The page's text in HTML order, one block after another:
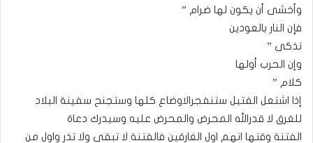
وأخشى أن يكون لها ضرام ”
فإن النار بالعودين
تذكى ”
وإن الحرب أولها
كلام ”
إذا اشتعل الفتيل ستنفجرالاوضاع كلها وستجنح سفينة البلاد
للغرق لا قدرالله المحرض والمحرض عليه وسيدرك دعاة
الفتنة وقتها انهم اول الغارقين فالفتنة لا تبقى ولا تذر واول من